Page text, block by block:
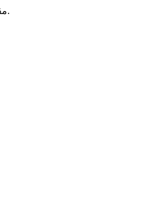
مقام معظم رهبری: در طول تاریخ، رنگ های گوناگون بر سیاست این کشور پهناور سایه افکند؛ اما رنگ ثابت مردم گیلان، رنگ ایمان بود.